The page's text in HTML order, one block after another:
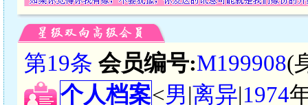
第19条 会员编号:M199908(
个人档案<男|离异|1974